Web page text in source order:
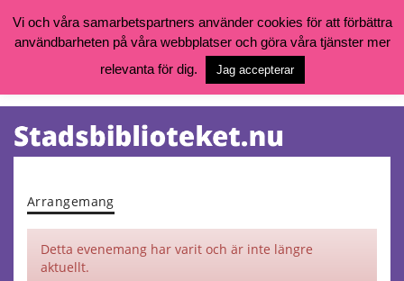
Vill du söka böcker, logga in på ditt bibliotekskonto eller nå övriga
goteborg.se/bibliotek
Öppettider, katalog och kontakt
Tjänster
Arrangemang
Detta evenemang har varit och är inte längre
aktuellt.
Vi och våra samarbetspartners använder cookies för att förbättra
användbarheten på våra webbplatser och göra våra tjänster mer
relevanta för dig.
Jag accepterar